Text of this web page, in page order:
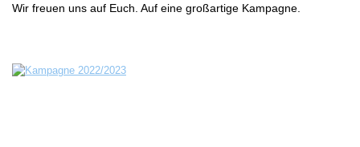
Wir freuen uns auf Euch. Auf eine großartige Kampagne.